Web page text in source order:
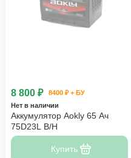
8 800 ₽
8400 ₽ + БУ
Нет в наличии
Аккумулятор Aokly 65 Ач
75D23L B/H
Купить